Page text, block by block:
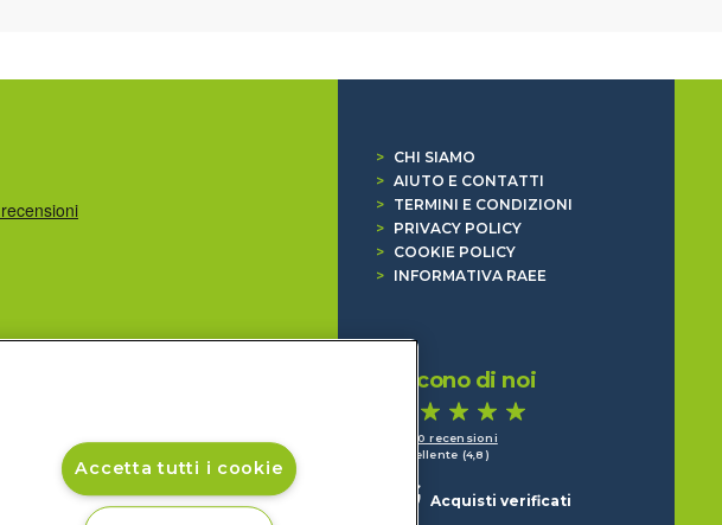
>
CHI SIAMO
> AIUTO E CONTATTI
>
TERMINI E CONDIZIONI
>
PRIVACY POLICY
>
COOKIE POLICY
>
INFORMATIVA RAEE
Dicono di noi
1.640 recensioni
Eccellente (4,8)
Acquisti verificati
Accetta tutti i cookie